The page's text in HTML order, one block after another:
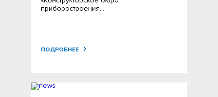
приборостроения…
ПОДРОБНЕЕ